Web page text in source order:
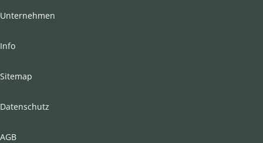
Unternehmen
Info
Sitemap
Datenschutz
AGB